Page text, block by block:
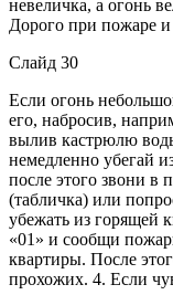
невеличка, а огонь
Дорого при пожаре
Слайд 30
Если огонь
его, набросив,
вылив кастрюлю
немедленно убегай
после этого звони в
(табличка) или
убежать из горящей
«01» и сообщи
квартиры. После
прохожих. 4. Если